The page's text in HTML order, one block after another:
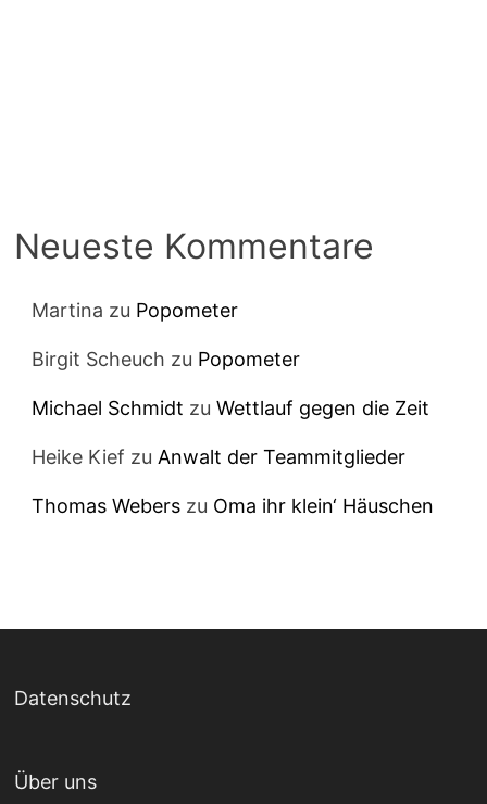
Neueste Kommentare
Martina zu Popometer
Birgit Scheuch zu Popometer
Michael Schmidt zuWettlauf gegen die Zeit
Heike Kief zuAnwalt der Teammitglieder
Thomas Webers zu Oma ihr klein‘ Häuschen
Datenschutz
Über uns